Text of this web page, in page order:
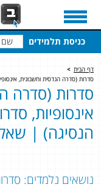
כניסת תלמידים
דף הבית >
סדרות (סדרה הנדסית וחשבונית, אינסופיות,
סדרות (סדרה
אינסופיות,
הנסיגה) | שאלון 805 | שאלון
נושאים נלמדים: